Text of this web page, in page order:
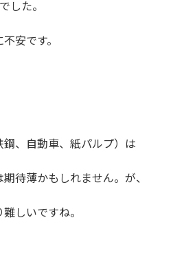
でした。
安です。
、自動車、紙パルプ）は
待薄かもしれません。が、
しいですね。